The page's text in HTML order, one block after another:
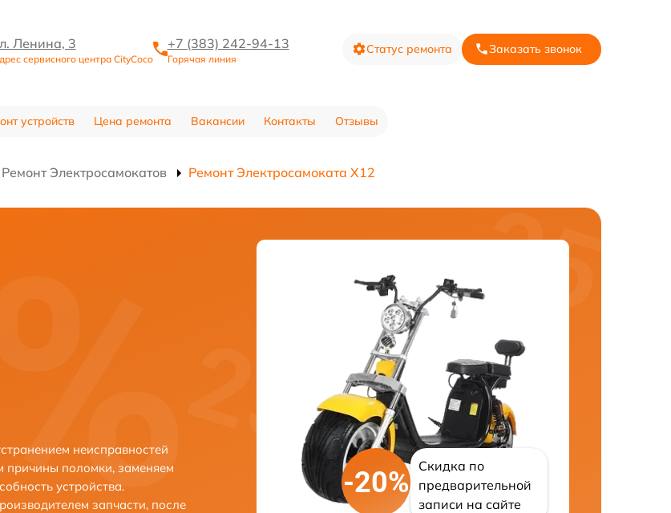
Ленина, 3
сервисного центра CityCoco
+7 (383) 242-94-13
Горячая линия
Статус ремонта Заказать звонок
устройств Цена ремонта Вакансии Контакты Отзывы
Ремонт Электросамокатов Ремонт Электросамоката X12
неисправностей
причины поломки, заменяем
устройства.
запчасти, после
-20%
Скидка по
предварительной
записи на сайте